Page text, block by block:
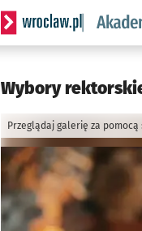
Serwis informacyjny
Wybory
Przeglądaj galerię za pomocą